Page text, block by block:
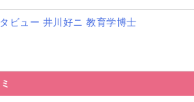
英語 リアルな「ひと言」フレー
British Native from Amazon
ありがとうございました！
ビュー 井川好ニ 教育学博士